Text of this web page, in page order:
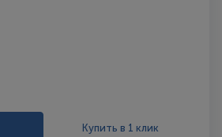
Купить в 1 клик